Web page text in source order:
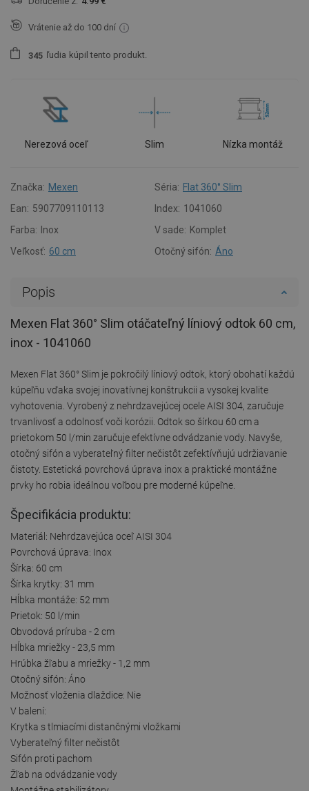
Vrátenie až do 100 dní
345 ľudia kúpil tento produkt.
Nerezová oceľ Slim Nízka montáž
Značka: Mexen Séria: Flat 360° Slim
Ean: 5907709110113 Index: 1041060
Farba:
Inox V sade: Komplet
Veľkosť: 60 cm Otočný sifón: Áno
Popis
Mexen Flat 360° Slim otáčateľný líniový odtok 60 cm,
inox - 1041060
Mexen Flat 360° Slim je pokročilý líniový odtok, ktorý obohatí každú
kúpeľňu vďaka svojej inovatívnej konštrukcii a vysokej kvalite
vyhotovenia. Vyrobený z nehrdzavejúcej ocele AISI 304, zaručuje
trvanlivosť a odolnosť voči korózii. Odtok so šírkou 60 cm a
prietokom 50 l/min zaručuje efektívne odvádzanie vody. Navyše,
otočný sifón a vyberateľný filter nečistôt zefektívňujú udržiavanie
čistoty. Estetická povrchová úprava inox a praktické montážne
prvky ho robia ideálnou voľbou pre moderné kúpeľne.
Špecifikácia produktu:
Materiál: Nehrdzavejúca oceľ AISI 304
Povrchová úprava: Inox
Šírka: 60 cm
Šírka krytky: 31 mm
Hĺbka montáže: 52 mm
Prietok: 50 l/min
Obvodová príruba - 2 cm
Hĺbka mriežky - 23,5 mm
Hrúbka žľabu a mriežky - 1,2 mm
Otočný sifón: Áno
Možnosť vloženia dlaždice: Nie
V balení:
Krytka s tlmiacími distančnými vložkami
Vyberateľný filter nečistôt
Sifón proti pachom
Žľab na odvádzanie vody